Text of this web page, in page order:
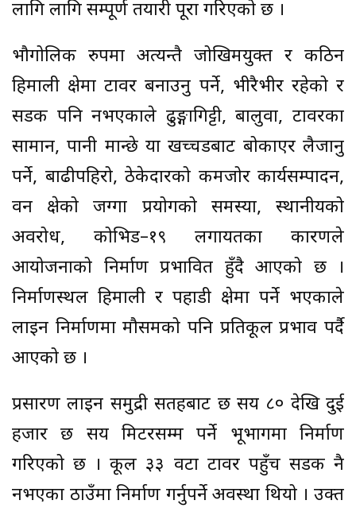
लागि लागि सम्पूर्ण तयारी पूरा गरिएको छ ।
भौगोलिक रुपमा अत्यन्तै जोखिमयुक्त र कठिन
हिमाली क्षेत्रमा टावर बनाउनु पर्ने, भीरैभीर रहेको र
सडक पनि नभएकाले ढुङ्गागिट्टी, बालुवा, टावरका
सामान, पानी मान्छे या खच्चडबाट बोकाएर लैजानु
पर्ने, बाढीपहिरो, ठेकेदारको कमजोर कार्यसम्पादन,
वन क्षेत्रको जग्गा प्रयोगको समस्या, स्थानीयको
अवरोध, कोभिड–१९ लगायतका कारणले
आयोजनाको निर्माण प्रभावित हुँदै आएको छ ।
निर्माणस्थल हिमाली र पहाडी क्षेत्रमा पर्ने भएकाले
लाइन निर्माणमा मौसमको पनि प्रतिकूल प्रभाव पर्दै
आएको छ ।
प्रसारण लाइन समुद्री सतहबाट छ सय ८० देखि दुई
हजार छ सय मिटरसम्म पर्ने भूभागमा निर्माण
गरिएको छ । कूल ३३ वटा टावर पहुँच सडक नै
नभएका ठाउँमा निर्माण गर्नुपर्ने अवस्था थियो । उक्त